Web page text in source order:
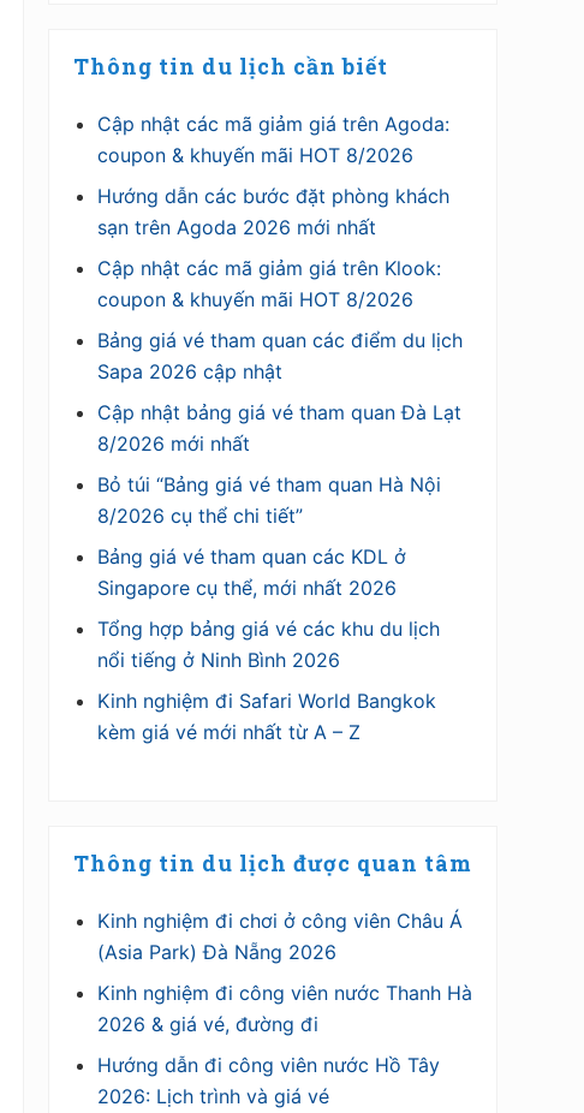
Thông tin du lịch cần biết
Cập nhật các mã giảm giá trên Agoda:
coupon & khuyến mãi HOT 8/2026
Hướng dẫn các bước đặt phòng khách
sạn trên Agoda 2026 mới nhất
Cập nhật các mã giảm giá trên Klook:
coupon & khuyến mãi HOT 8/2026
Bảng giá vé tham quan các điểm du lịch
Sapa 2026 cập nhật
Cập nhật bảng giá vé tham quan Đà Lạt
8/2026 mới nhất
Bỏ túi “Bảng giá vé tham quan Hà Nội
8/2026 cụ thể chi tiết”
Bảng giá vé tham quan các KDL ở
Singapore cụ thể, mới nhất 2026
Tổng hợp bảng giá vé các khu du lịch
nổi tiếng ở Ninh Bình 2026
Kinh nghiệm đi Safari World Bangkok
kèm giá vé mới nhất từ A – Z
Thông tin du lịch được quan tâm
Kinh nghiệm đi chơi ở công viên Châu Á
(Asia Park) Đà Nẵng 2026
Kinh nghiệm đi công viên nước Thanh Hà
2026 & giá vé, đường đi
Hướng dẫn đi công viên nước Hồ Tây
2026: Lịch trình và giá vé